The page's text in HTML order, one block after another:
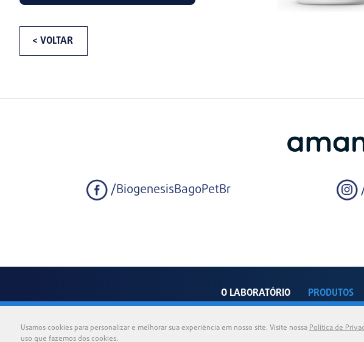
Usamos cookies para personalizar e melhorar sua experiência em nosso site. Visite nossaPolítica de
uso que fazemos dos cookies.
< VOLTAR
/BiogenesisBagoPetBr
O LABORATÓRIO PRODUTOS